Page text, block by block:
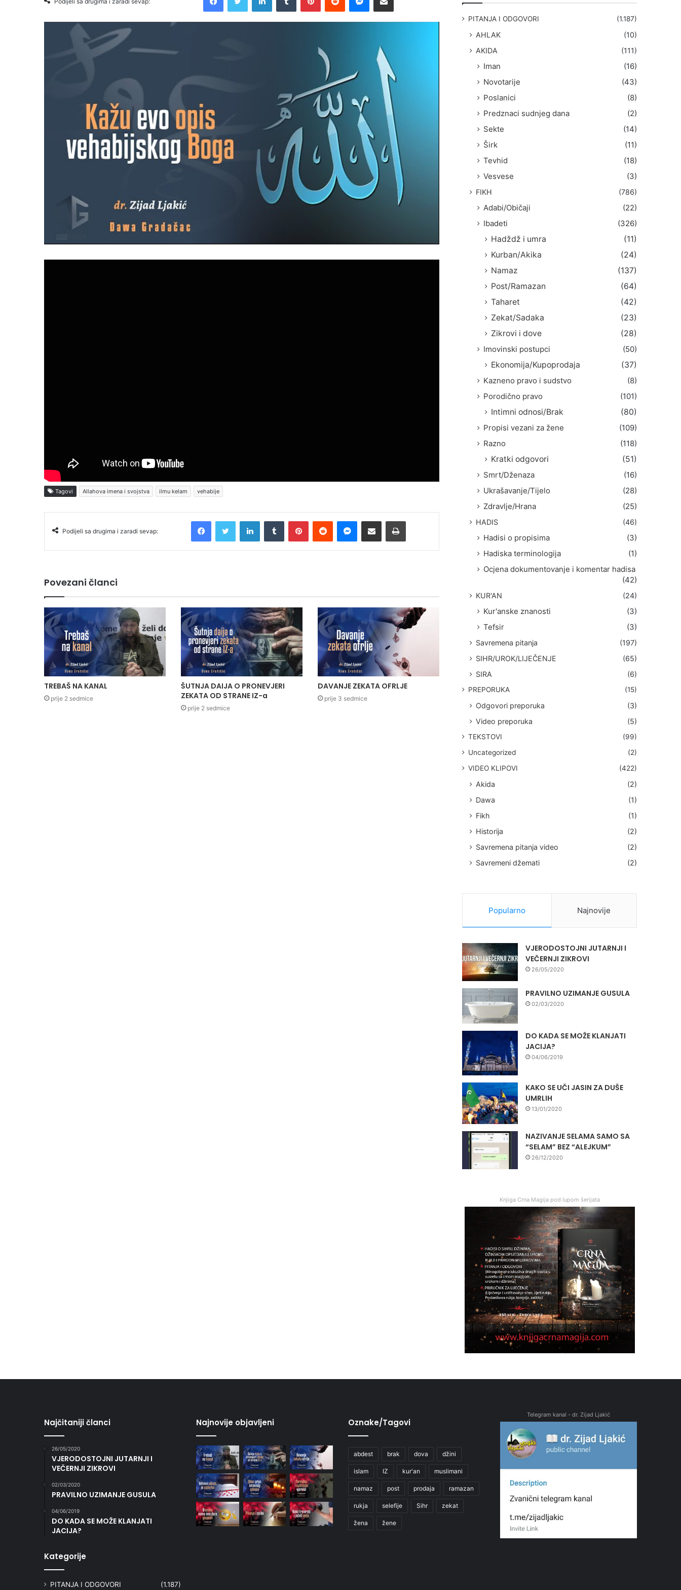
Tagovi Allahova imena i svojstva ilmu kelam vehabije
Podijeli sa drugima i zaradi sevap:
Povezani članci
TREBAŠ NA KANAL
prije 2 sedmice
ŠUTNJA DAIJA O PRONEVJERI
ZEKATA OD STRANE IZ-a
prije 2 sedmice
DAVANJE ZEKATA OFRLJE
prije 3 sedmice
PITANJA I ODGOVORI (1.187)
AHLAK
(10)
AKIDA
(111)
Iman
(16)
Novotarije
(43)
Poslanici
(8)
Predznaci sudnjeg dana
(2)
Sekte
(14)
Širk
(11)
Tevhid
(18)
Vesvese
(3)
FIKH (786)
Adabi/Običaji
(22)
Ibadeti
(326)
Hadždž i umra
(11)
Kurban/Akika
(24)
Namaz
(137)
Post/Ramazan
(64)
Taharet
(42)
Zekat/Sadaka
(23)
Zikrovi i dove
(28)
Imovinski postupci
(50)
Ekonomija/Kupoprodaja
(37)
Kazneno pravo i sudstvo
(8)
Porodično pravo
(101)
Intimni odnosi/Brak
(80)
Propisi vezani za žene
(109)
Razno
(118)
Kratki odgovori
(51)
Smrt/Dženaza
(16)
Ukrašavanje/Tijelo
(28)
Zdravlje/Hrana
(25)
HADIS (46)
Hadisi o propisima
(3)
Hadiska terminologija
(1)
Ocjena dokumentovanje i komentar hadisa
(42)
KUR'AN (24)
Kur'anske znanosti
(3)
Tefsir
(3)
Savremena pitanja
(197)
SIHR/UROK/LIJEČENJE
(65)
SIRA
(6)
PREPORUKA (15)
Odgovori preporuka
(3)
Video preporuka
(5)
TEKSTOVI
(99)
Uncategorized
(2)
VIDEO KLIPOVI
(422)
Akida
(2)
Dawa
(1)
Fikh
(1)
Historija
(2)
Savremena pitanja video
(2)
Savremeni džemati
(2)
Popularno Najnovije
VJERODOSTOJNI JUTARNJI I
VEČERNJI ZIKROVI
26/05/2020
PRAVILNO UZIMANJE GUSULA
02/03/2020
DO KADA SE MOŽE KLANJATI
JACIJA?
04/06/2019
KAKO SE UČI JASIN ZA DUŠE
UMRLIH
13/01/2020
NAZIVANJE SELAMA SAMO SA
“SELAM” BEZ “ALEJKUM”
26/12/2020
Knjiga Crna Magija pod lupom šerijata
Najčitaniji članci
26/05/2020
VJERODOSTOJNI JUTARNJI I
VEČERNJI ZIKROVI
02/03/2020
PRAVILNO UZIMANJE GUSULA
04/06/2019
DO KADA SE MOŽE KLANJATI
JACIJA?
Kategorije
PITANJA I ODGOVORI (1.187)
Najnovije objavljeni Oznake/Tagovi
abdest brak dova džini
islam IZ kur'an muslimani
namaz post prodaja ramazan
rukja selefije Sihr zekat
žena žene
Telegram kanal - dr. Zijad Ljakić